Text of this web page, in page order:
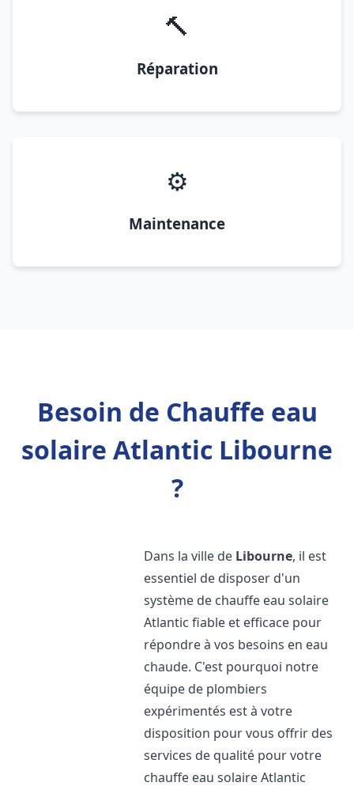
🔨
Réparation
⚙️
Maintenance
Besoin de Chauffe eau
solaire Atlantic Libourne
?
Dans la ville de Libourne, il est
essentiel de disposer d'un
système de chauffe eau solaire
Atlantic fiable et efficace pour
répondre à vos besoins en eau
chaude. C'est pourquoi notre
équipe de plombiers
expérimentés est à votre
disposition pour vous offrir des
services de qualité pour votre
chauffe eau solaire Atlantic